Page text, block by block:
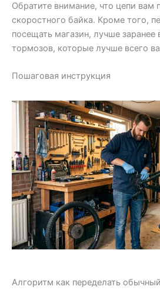
Обратите внимание, что цепи вам
скоростного байка. Кроме того,
посещать магазин, лучше заранее
тормозов, которые лучше всего
Пошаговая инструкция
Алгоритм как переделать